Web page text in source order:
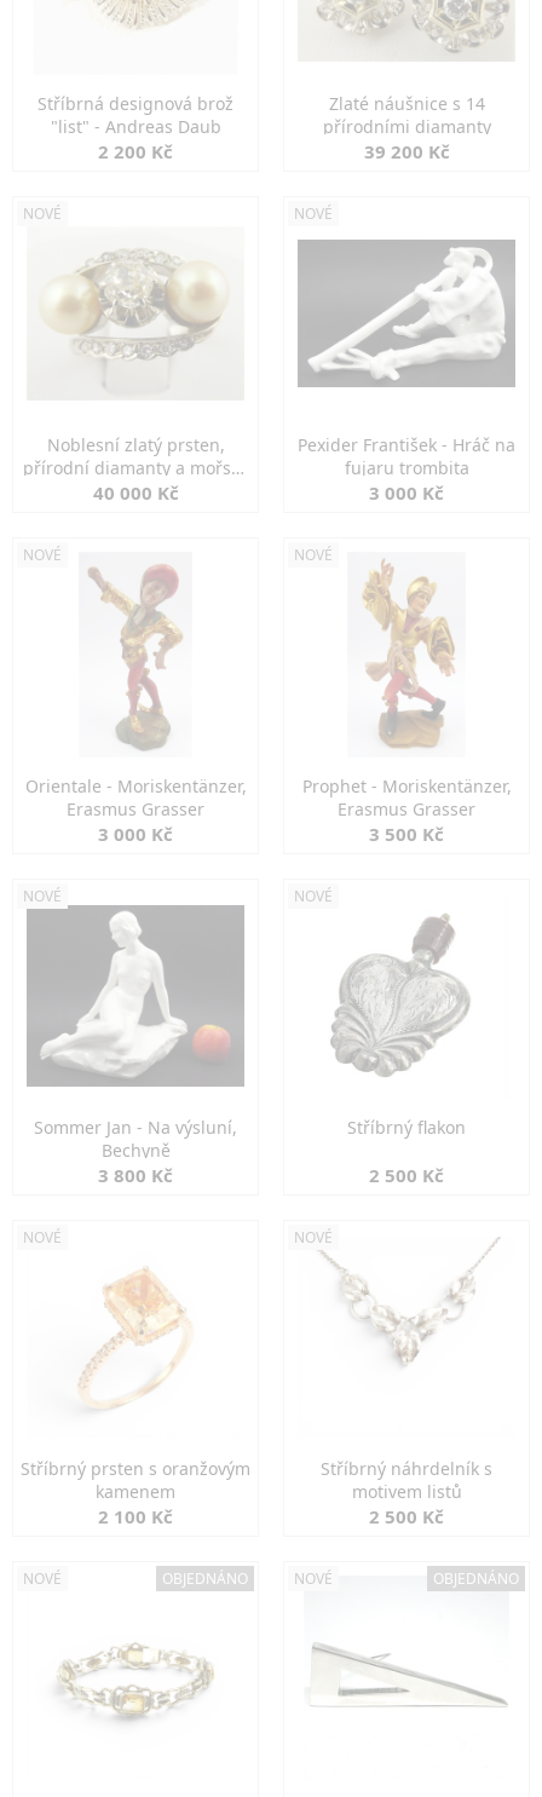
Stříbrná designová brož
"list" - Andreas Daub
2 200 Kč
Zlaté náušnice s 14
přírodními diamanty
39 200 Kč
NOVÉ
Noblesní zlatý prsten,
přírodní diamanty a mořské
perly
40 000 Kč
NOVÉ
Pexider František - Hráč na
fujaru trombita
3 000 Kč
NOVÉ
Orientale - Moriskentänzer,
Erasmus Grasser
3 000 Kč
NOVÉ
Prophet - Moriskentänzer,
Erasmus Grasser
3 500 Kč
NOVÉ
Sommer Jan - Na výsluní,
Bechyně
3 800 Kč
NOVÉ
Stříbrný flakon
2 500 Kč
NOVÉ
Stříbrný prsten s oranžovým
kamenem
2 100 Kč
NOVÉ
Stříbrný náhrdelník s
motivem listů
2 500 Kč
NOVÉ OBJEDNÁNO NOVÉ OBJEDNÁNO